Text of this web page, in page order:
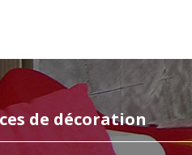
de décoration